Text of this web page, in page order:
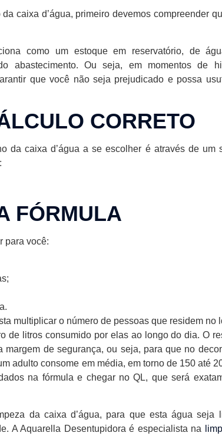
caixa d’água, primeiro devemos compreender
como um estoque em reservatório, de
abastecimento. Ou seja, em momentos de
que você não seja prejudicado e possa
CORRETO
da caixa d’água a se escolher é através de um
FÓRMULA
para você:
multiplicar o número de pessoas que residem no
de litros consumido por elas ao longo do dia. O
de segurança, ou seja, para que no
adulto consome em média, em torno de 150 até
na fórmula e chegar no QL, que será
da caixa d’água, para que esta água seja
A Aquarella Desentupidora é especialista na